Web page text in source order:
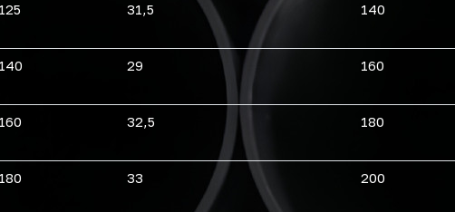
125 31,5 140
140 29 160
160 32,5 180
180 33 200